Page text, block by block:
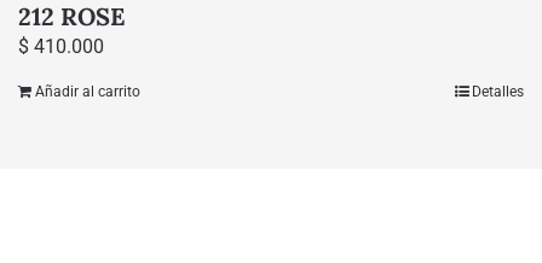
212 ROSE
$ 410.000
Añadir al carrito Detalles